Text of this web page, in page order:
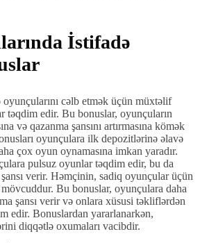
İstifadə
cəlb etmək üçün müxtəlif
təqdim edir. Bu bonuslar, oyunçuların
və qazanma şansını artırmasına kömək
oyunçulara ilk depozitlərinə əlavə
çox oyun oynamasına imkan yaradır.
pulsuz oyunlar təqdim edir, bu da
verir. Həmçinin, sadiq oyunçular üçün
Bu bonuslar, oyunçulara daha
şansı verir və onlara xüsusi təkliflərdən
edir. Bonuslardan yararlanarkən,
diqqətlə oxumaları vacibdir.